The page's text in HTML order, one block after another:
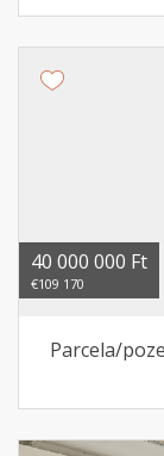
40 000 000 Ft
€109 170
Parcela/